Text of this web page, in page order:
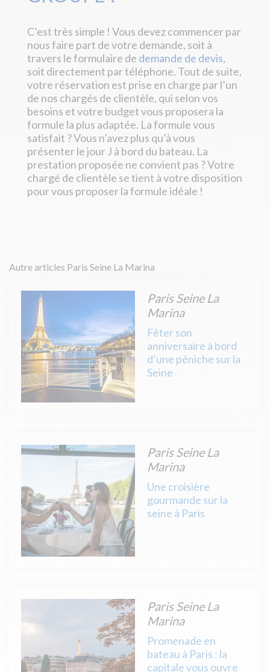
C’est très simple ! Vous devez commencer par
nous faire part de votre demande, soit à
travers le formulaire de demande de devis,
soit directement par téléphone. Tout de suite,
votre réservation est prise en charge par l’un
de nos chargés de clientèle, qui selon vos
besoins et votre budget vous proposera la
formule la plus adaptée. La formule vous
satisfait ? Vous n’avez plus qu’à vous
présenter le jour J à bord du bateau. La
prestation proposée ne convient pas ? Votre
chargé de clientèle se tient à votre disposition
pour vous proposer la formule idéale !
Autre articles Paris Seine La Marina
Paris Seine La
Marina
Fêter son
anniversaire à bord
d’une péniche sur la
Seine
Paris Seine La
Marina
Une croisière
gourmande sur la
seine à Paris
Paris Seine La
Marina
Promenade en
bateau à Paris : la
capitale vous ouvre